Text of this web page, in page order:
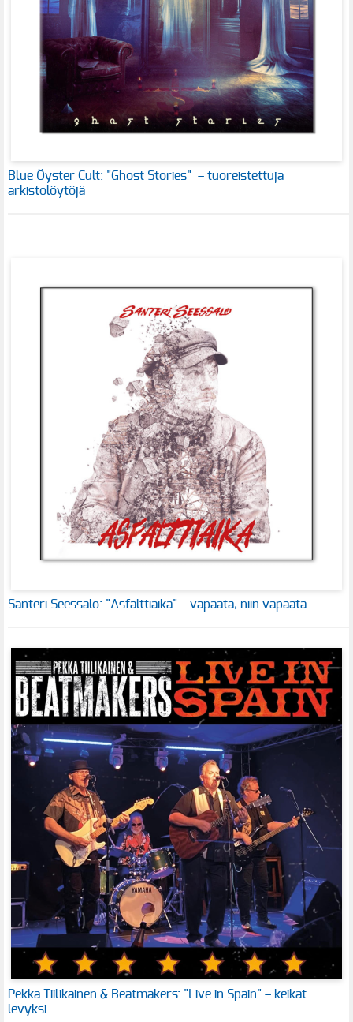
Blue Öyster Cult: "Ghost Stories" – tuoreistettuja
arkistolöytöjä
Santeri Seessalo: "Asfalttiaika" – vapaata, niin vapaata
Pekka Tiilikainen & Beatmakers: "Live in Spain" – keikat
levyksi